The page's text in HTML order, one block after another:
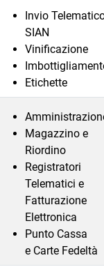
Invio
SIAN
Vinificazione
Etichette
Magazzino e
Riordino
Registratori
Telematici e
Fatturazione
Elettronica
Punto Cassa
e Carte Fedeltà